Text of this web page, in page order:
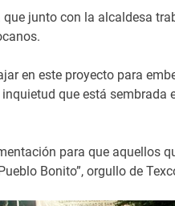
junto con la alcaldesa
en este proyecto para
que está
para que aquellos
Bonito”, orgullo de